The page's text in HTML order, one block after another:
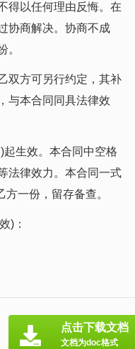
得以任何理由反悔。在
协商解决。协商不成
。
双方可另行约定，其补
与本合同同具法律效
生效。本合同中空格
法律效力。本合同一式
方一份，留存备查。
)：
点击下载文档
文档为doc格式